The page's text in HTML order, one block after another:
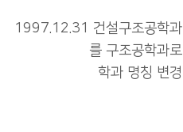
1997.12.31 건설구조공학과
를 구조공학과로
학과 명칭 변경